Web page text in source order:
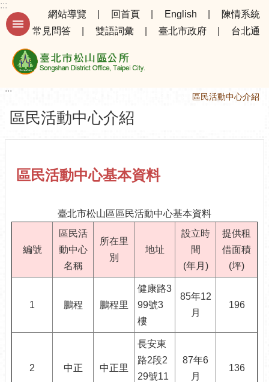
跳到主要內容區塊
進
搜
告
訊
介
識
:::
網站導覽
回首頁 English
陳情系統
常見問答
雙語詞彙 臺北市政府 台北通
:::
:::
區民活動中心介紹
區民活動中心介紹
區民活動中心基本資料
臺北市松山區區民活動中心基本資料
編號
區民活
動中心
名稱
所在里
別
地址
設立時
間
(年月)
提供租
借面積
(坪)
1 鵬程 鵬程里
健康路3
99號3
樓
85年12
月
196
2 中正 中正里
長安東
路2段2
29號11
87年6
月
136